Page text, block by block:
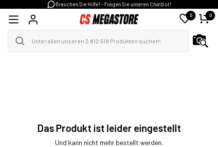
Brauchen Sie Hilfe? - Fragen Sie unseren Chatbot!
0 0
Das Produkt ist leider eingestellt
Und kann nicht mehr bestellt werden.